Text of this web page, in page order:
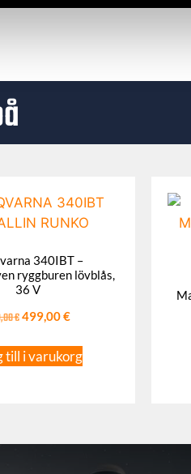
340IBT –
ryggburen lövblås,
36 V
€ 499,00€
till i varukorg